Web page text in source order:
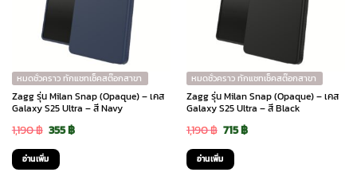
หมดชั่วคราว ทักแชทเช็คสต๊อกสาขา
Zagg รุ่น Milan Snap (Opaque) – เคส
Galaxy S25 Ultra – สี Navy
1,190฿ Original
price
was:
355฿Current
อ่านเพิ่ม
หมดชั่วคราว ทักแชทเช็คสต๊อกสาขา
Zagg รุ่น Milan Snap (Opaque) – เคส
Galaxy S25 Ultra – สี Black
1,190฿ Original
price
was:
715฿Current
อ่านเพิ่ม